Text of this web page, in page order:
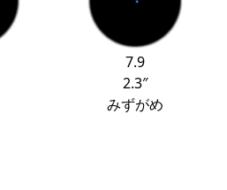
7.9
2.3″
みずがめ